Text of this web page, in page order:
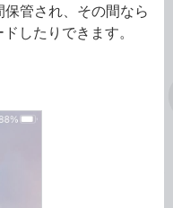
管され、その間なら
したりできます。